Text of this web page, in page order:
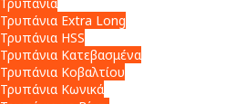
Τρυπάνια Extra Long
Τρυπάνια HSS
Τρυπάνια Κατεβασμένα
Τρυπάνια Κοβαλτίου
Τρυπάνια Κωνικά